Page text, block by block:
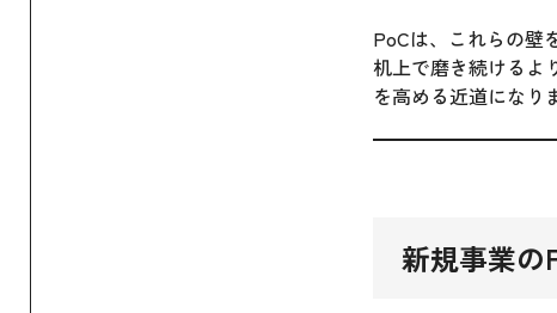
PoCは、これらの壁
机上で磨き続けるよ
を高める近道になり
新規事業の